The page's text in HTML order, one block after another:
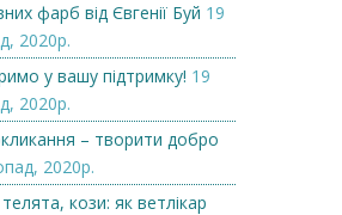
фарб від Євгенії Буй 19
2020р.
у вашу підтримку! 19
2020р.
– творити добро
2020р.
кози: як ветлікар